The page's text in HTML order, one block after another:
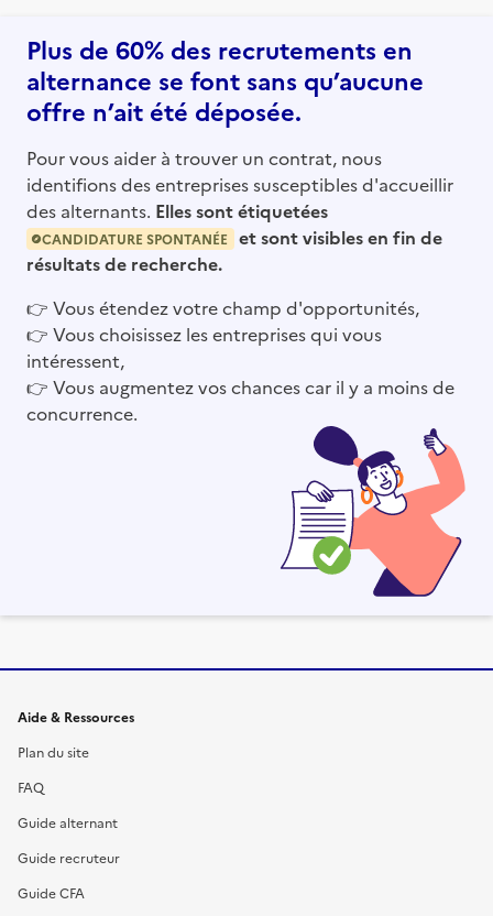
Plus de 60% des recrutements en
alternance se font sans qu’aucune
offre n’ait été déposée.
Pour vous aider à trouver un contrat, nous
identifions des entreprises susceptibles d'accueillir
des alternants. Elles sont étiquetées
CANDIDATURE SPONTANÉE
et sont visibles en fin de
résultats de recherche.
👉 Vous étendez votre champ d'opportunités,
👉 Vous choisissez les entreprises qui vous
intéressent,
👉 Vous augmentez vos chances car il y a moins de
concurrence.
Informations et liens du site
Aide & Ressources
Plan du site
FAQ
Guide alternant
Guide recruteur
Guide CFA